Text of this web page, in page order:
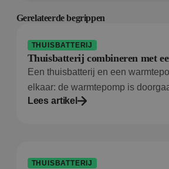
Gerelateerde begrippen
THUISBATTERIJ
Thuisbatterij combineren met
Een thuisbatterij en een
elkaar: de warmtepomp is
Lees artikel
THUISBATTERIJ
Prestatie
Prestatiecookies worden gebruikt om
bezoekers de website gebruiken, bijv.
cookies. Deze cookies kunnen niet
om een bepaalde bezoeker direct te
wpml_current_language